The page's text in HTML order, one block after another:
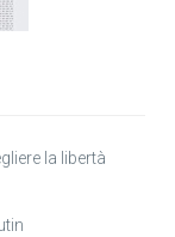
la libertà